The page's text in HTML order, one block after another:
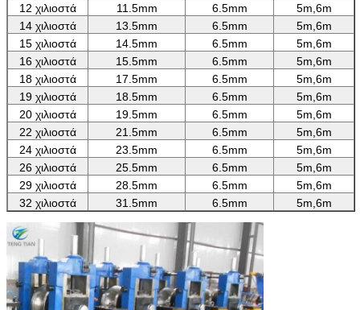
12 χιλιοστά
11.5mm 6.5mm
5m,6m
14 χιλιοστά
13.5mm 6.5mm
5m,6m
15 χιλιοστά
14.5mm 6.5mm
5m,6m
16 χιλιοστά
15.5mm 6.5mm
5m,6m
18 χιλιοστά
17.5mm 6.5mm
5m,6m
19 χιλιοστά
18.5mm 6.5mm
5m,6m
20 χιλιοστά
19.5mm 6.5mm
5m,6m
22 χιλιοστά
21.5mm 6.5mm
5m,6m
24 χιλιοστά
23.5mm 6.5mm
5m,6m
26 χιλιοστά
25.5mm 6.5mm
5m,6m
29 χιλιοστά
28.5mm 6.5mm
5m,6m
32 χιλιοστά
31.5mm 6.5mm 5m,6m